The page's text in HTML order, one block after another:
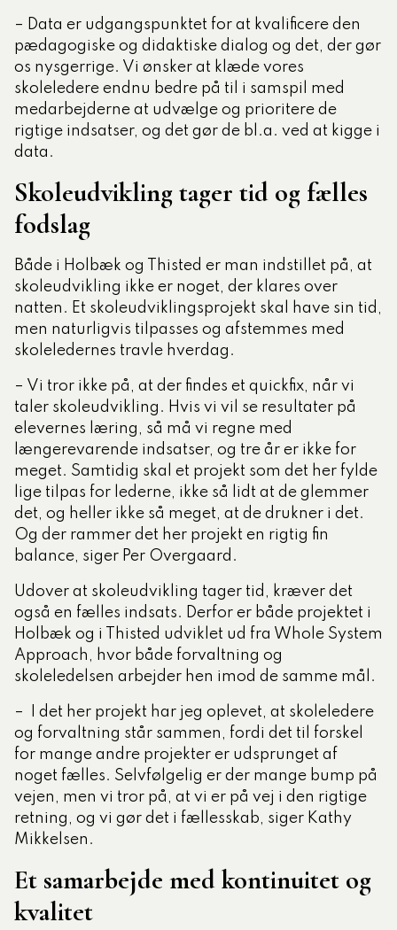
– Data er udgangspunktet for at kvalificere den
pædagogiske og didaktiske dialog og det, der gør
os nysgerrige. Vi ønsker at klæde vores
skoleledere endnu bedre på til i samspil med
medarbejderne at udvælge og prioritere de
rigtige indsatser, og det gør de bl.a. ved at kigge i
data.
Skoleudvikling tager tid og fælles
fodslag
Både i Holbæk og Thisted er man indstillet på, at
skoleudvikling ikke er noget, der klares over
natten. Et skoleudviklingsprojekt skal have sin tid,
men naturligvis tilpasses og afstemmes med
skoleledernes travle hverdag.
– Vi tror ikke på, at der findes et quickfix, når vi
taler skoleudvikling. Hvis vi vil se resultater på
elevernes læring, så må vi regne med
længerevarende indsatser, og tre år er ikke for
meget. Samtidig skal et projekt som det her fylde
lige tilpas for lederne, ikke så lidt at de glemmer
det, og heller ikke så meget, at de drukner i det.
Og der rammer det her projekt en rigtig fin
balance, siger Per Overgaard.
Udover at skoleudvikling tager tid, kræver det
også en fælles indsats. Derfor er både projektet i
Holbæk og i Thisted udviklet ud fra Whole System
Approach, hvor både forvaltning og
skoleledelsen arbejder hen imod de samme mål.
– I det her projekt har jeg oplevet, at skoleledere
og forvaltning står sammen, fordi det til forskel
for mange andre projekter er udsprunget af
noget fælles. Selvfølgelig er der mange bump på
vejen, men vi tror på, at vi er på vej i den rigtige
retning, og vi gør det i fællesskab, siger Kathy
Mikkelsen.
Et samarbejde med kontinuitet og
kvalitet